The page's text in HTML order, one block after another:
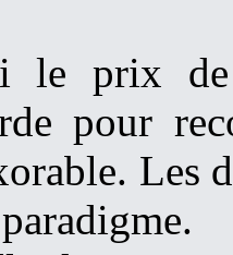
le prix de
pour
Les